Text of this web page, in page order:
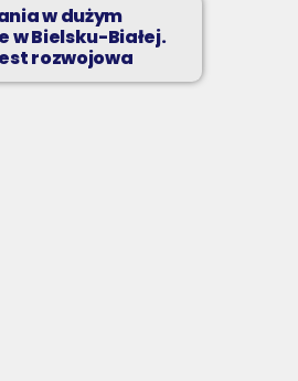
w dużym
w Bielsku-Białej.
rozwojowa